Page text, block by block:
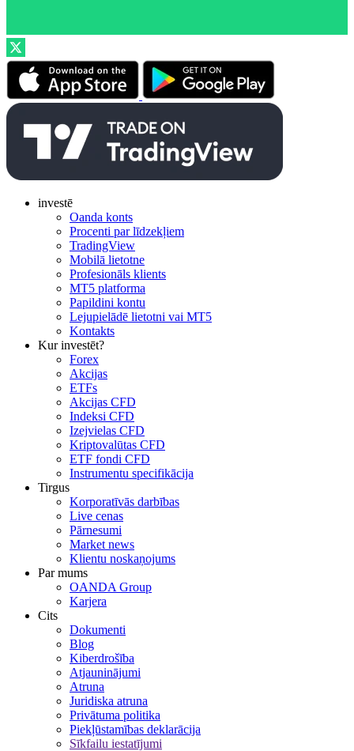
investē
Oanda konts
Procenti par līdzekļiem
TradingView
Mobilā lietotne
Profesionāls klients
MT5 platforma
Papildini kontu
Lejupielādē lietotni vai MT5
Kontakts
Kur investēt?
Forex
Akcijas
ETFs
Akcijas CFD
Indeksi CFD
Izejvielas CFD
Kriptovalūtas CFD
ETF fondi CFD
Instrumentu specifikācija
Tirgus
Korporatīvās darbības
Live cenas
Pārnesumi
Market news
Klientu noskaņojums
Par mums
OANDA Group
Karjera
Cits
Dokumenti
Blog
Kiberdrošība
Atjauninājumi
Atruna
Juridiska atruna
Privātuma politika
Piekļūstamības deklarācija
Sīkfailu iestatījumi